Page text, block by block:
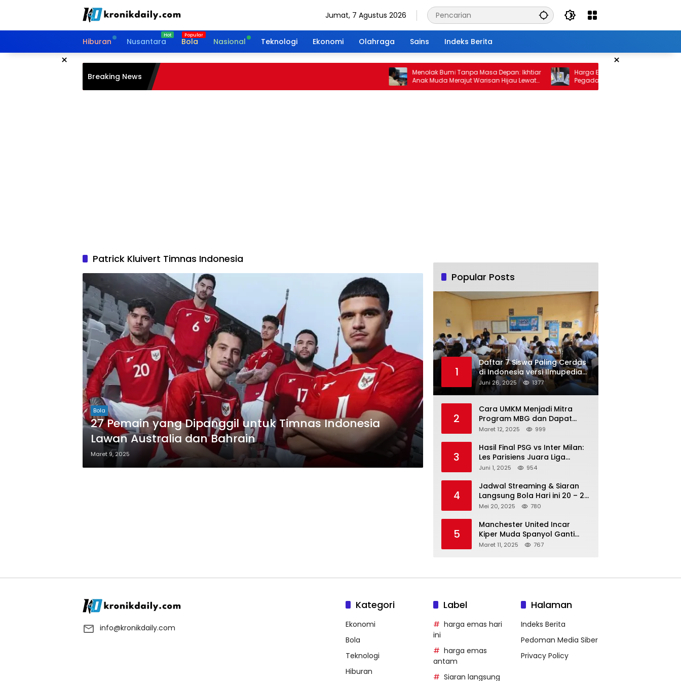
Jumat, 7 Agustus 2026
Hiburan Nusantara Bola Nasional Teknologi Ekonomi Olahraga Sains Indeks Berita
× ×
Breaking News
Menolak Bumi Tanpa Masa Depan: Ikhtiar
Anak Muda Merajut Warisan Hijau Lewat
Portal Waktu
Harga Emas 10 Februari 2026: Antam
Pegadaian Kembali Melonjak
Patrick Kluivert Timnas Indonesia
Bola
27 Pemain yang Dipanggil untuk Timnas Indonesia
Lawan Australia dan Bahrain
Maret 9, 2025
Popular Posts
1
Daftar 7 Siswa Paling Cerdas
di Indonesia versi Ilmupedia
Tryout UTBK 2025
Juni 26, 2025 1377
2
Cara UMKM Menjadi Mitra
Program MBG dan Dapat
Modal Hingga Rp500 Juta
Maret 12, 2025 999
3
Hasil Final PSG vs Inter Milan:
Les Parisiens Juara Liga
Champions 2025 usai Bantai il
Juni 1, 2025 954
4
Jadwal Streaming & Siaran
Langsung Bola Hari ini 20 – 21
Mei 2025: Manchester City vs
Mei 20, 2025 780
5
Manchester United Incar
Kiper Muda Spanyol Ganti
Andre Onana
Maret 11, 2025 767
info@kronikdaily.com
Kategori
Ekonomi
Bola
Teknologi
Hiburan
Label
harga emas hari
ini
harga emas
antam
Siaran langsung
Halaman
Indeks Berita
Pedoman Media Siber
Privacy Policy